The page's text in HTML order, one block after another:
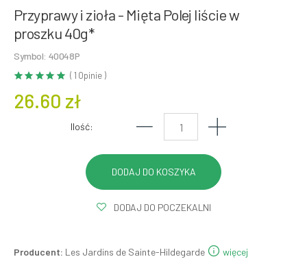
Przyprawy i zioła - Mięta Polej liście w
proszku 40g*
Symbol: 40048P
( 1 Opinie )
26.60 zł
Ilość:
DODAJ DO POCZEKALNI
Producent: Les Jardins de Sainte-Hildegarde
więcej